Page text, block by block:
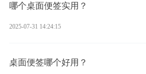
哪个桌面便签实用？
2025-07-31 14:24:15
桌面便签哪个好用？